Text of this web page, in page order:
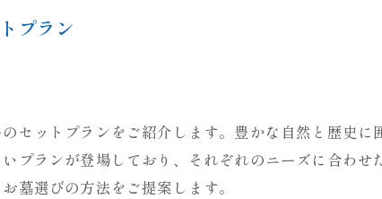
プラン
ットプランをご紹介します。豊かな自然と歴史に
プランが登場しており、それぞれのニーズに合わせ
墓選びの方法をご提案します。